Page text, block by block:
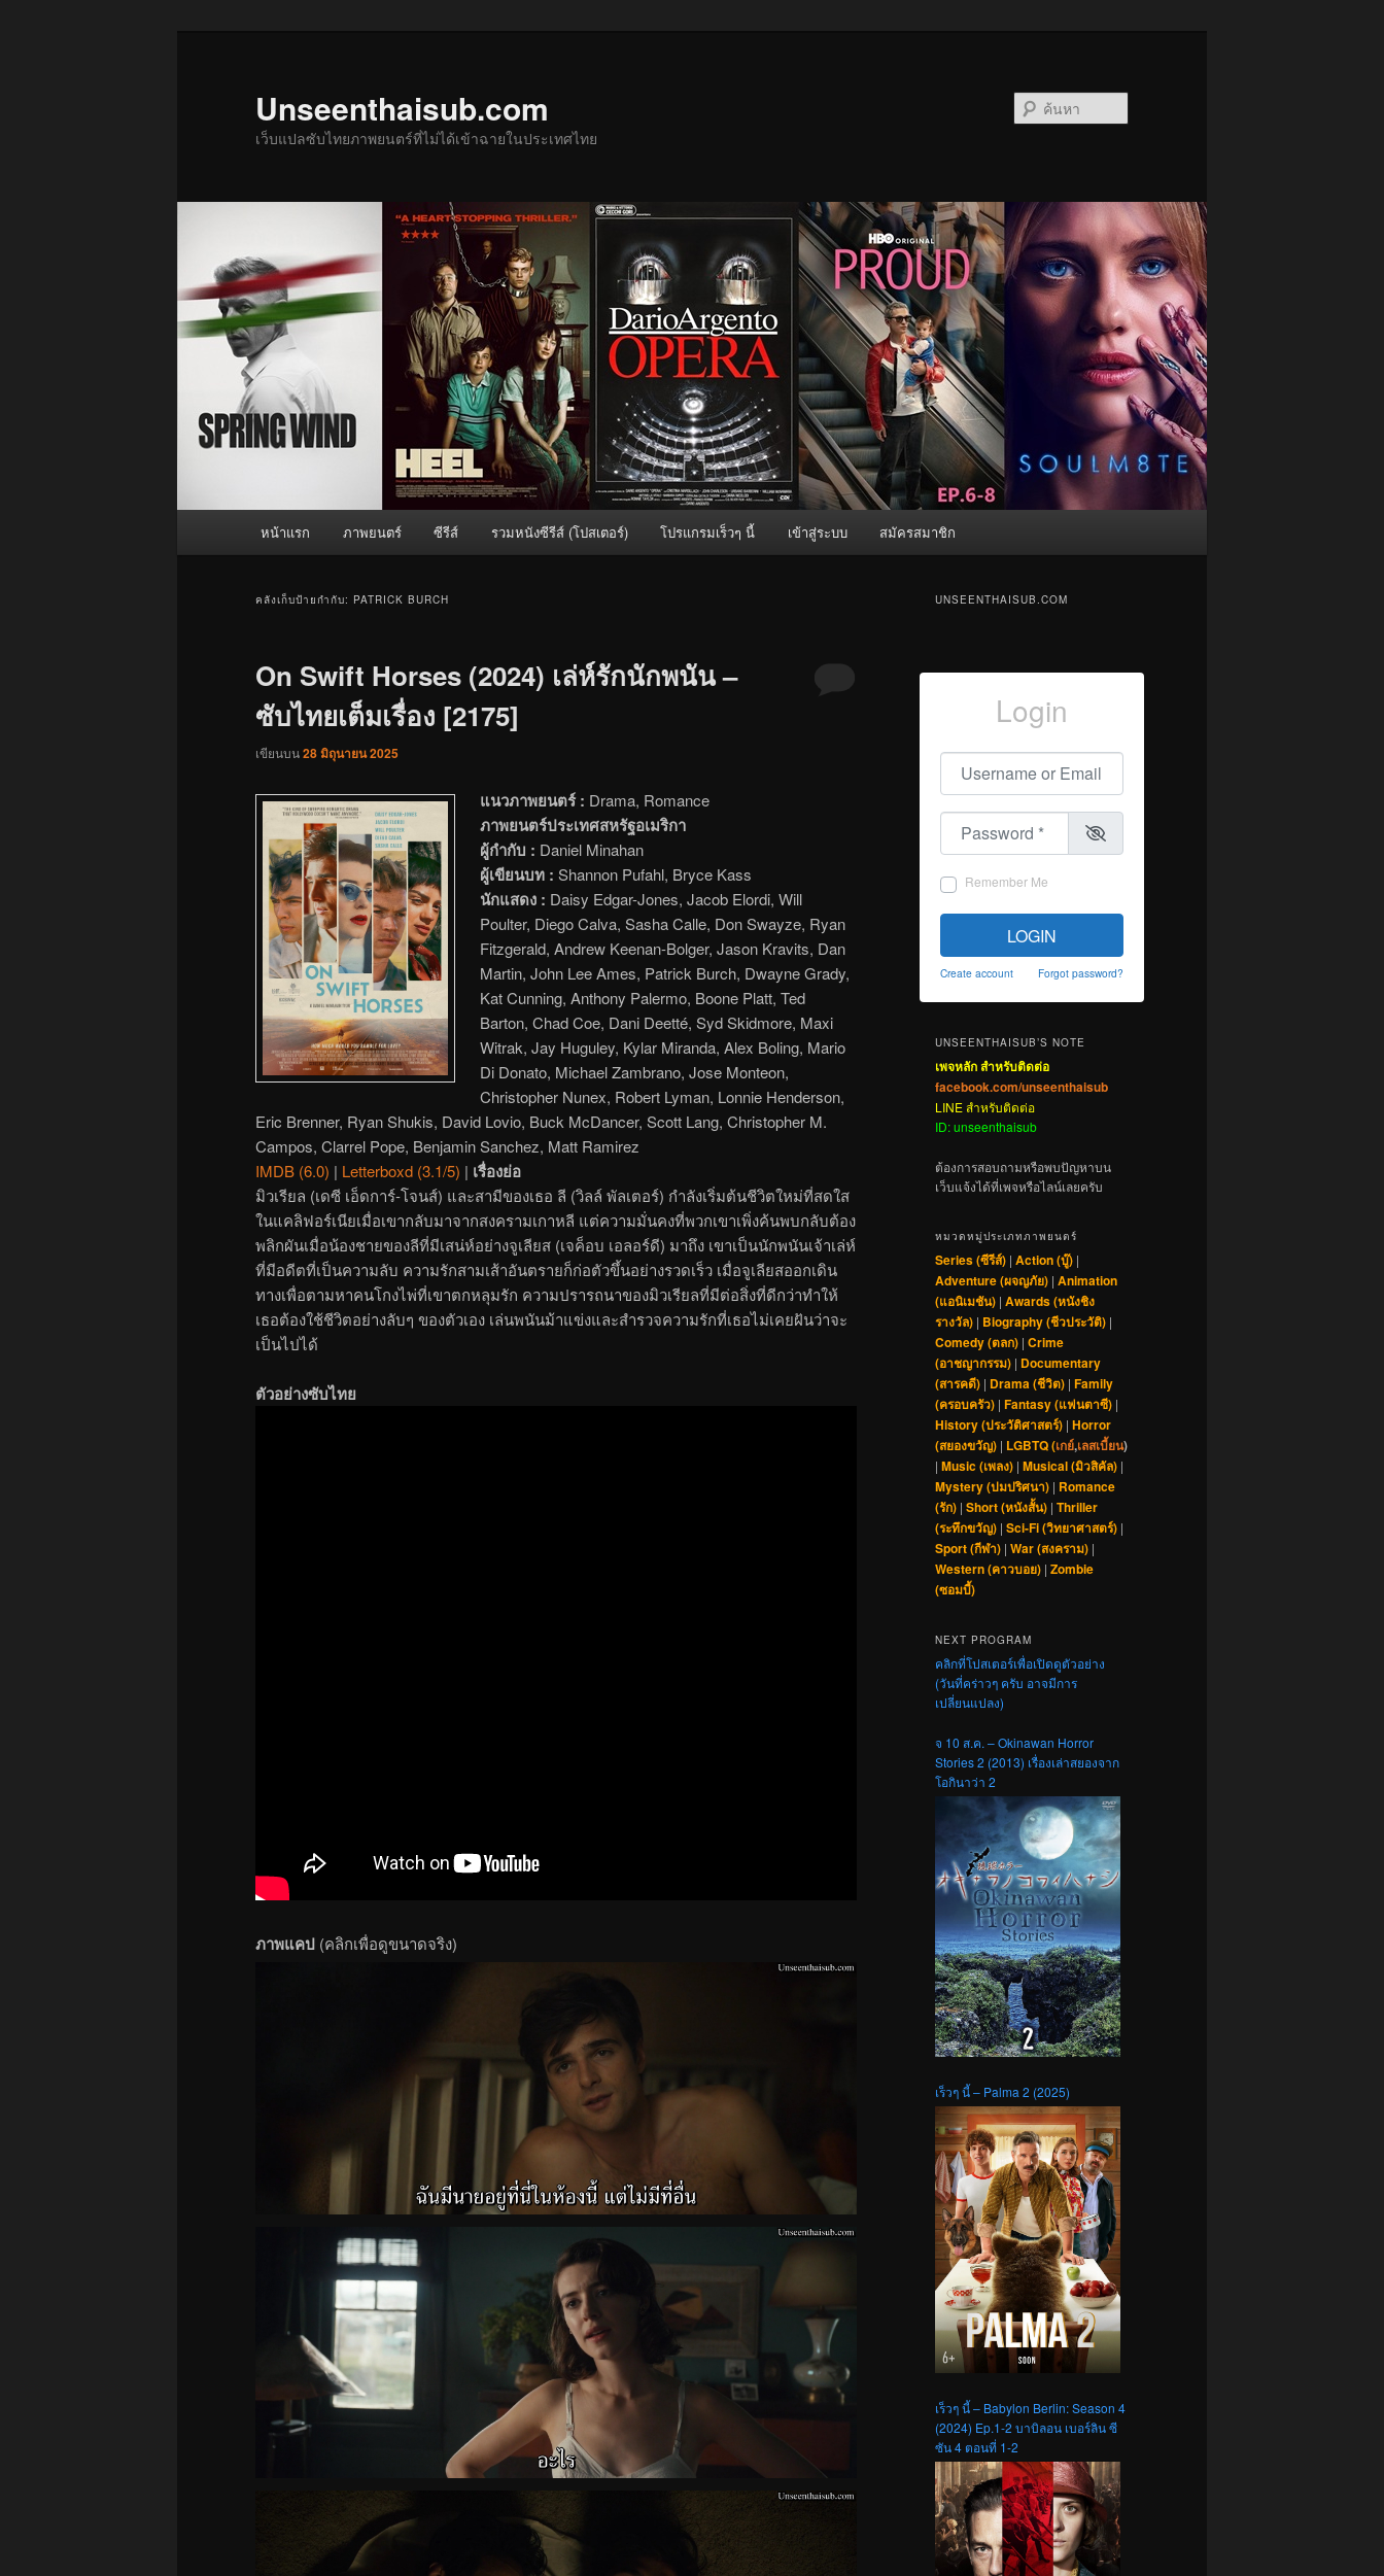
Unseenthaisub.com
เว็บแปลซับไทยภาพยนตร์ที่ไม่ได้เข้าฉายในประเทศไทย
หน้าแรก ภาพยนตร์ ซีรีส์ รวมหนังซีรีส์ (โปสเตอร์) โปรแกรมเร็วๆ นี้ เข้าสู่ระบบ สมัครสมาชิก
คลังเก็บป้ายกำกับ: PATRICK BURCH
On Swift Horses (2024) เล่ห์รักนักพนัน –
ซับไทยเต็มเรื่อง [2175]
เขียนบน28 มิถุนายน 2025
แนวภาพยนตร์ : Drama, Romance
ภาพยนตร์ประเทศสหรัฐอเมริกา
ผู้กำกับ : Daniel Minahan
ผู้เขียนบท : Shannon Pufahl, Bryce Kass
นักแสดง : Daisy Edgar-Jones, Jacob Elordi, Will
Poulter, Diego Calva, Sasha Calle, Don Swayze, Ryan
Fitzgerald, Andrew Keenan-Bolger, Jason Kravits, Dan
Martin, John Lee Ames, Patrick Burch, Dwayne Grady,
Kat Cunning, Anthony Palermo, Boone Platt, Ted
Barton, Chad Coe, Dani Deetté, Syd Skidmore, Maxi
Witrak, Jay Huguley, Kylar Miranda, Alex Boling, Mario
Di Donato, Michael Zambrano, Jose Monteon,
Christopher Nunex, Robert Lyman, Lonnie Henderson,
Eric Brenner, Ryan Shukis, David Lovio, Buck McDancer, Scott Lang, Christopher M.
Campos, Clarrel Pope, Benjamin Sanchez, Matt Ramirez
IMDB (6.0) | Letterboxd (3.1/5) | เรื่องย่อ
มิวเรียล (เดซี เอ็ดการ์-โจนส์) และสามีของเธอ ลี (วิลล์ พัลเตอร์) กำลังเริ่มต้นชีวิตใหม่ที่สดใส
ในแคลิฟอร์เนียเมื่อเขากลับมาจากสงครามเกาหลี แต่ความมั่นคงที่พวกเขาเพิ่งค้นพบกลับต้อง
พลิกผันเมื่อน้องชายของลีที่มีเสน่ห์อย่างจูเลียส (เจค็อบ เอลอร์ดี) มาถึง เขาเป็นนักพนันเจ้าเล่ห์
ที่มีอดีตที่เป็นความลับ ความรักสามเส้าอันตรายก็ก่อตัวขึ้นอย่างรวดเร็ว เมื่อจูเลียสออกเดิน
ทางเพื่อตามหาคนโกงไพ่ที่เขาตกหลุมรัก ความปรารถนาของมิวเรียลที่มีต่อสิ่งที่ดีกว่าทำให้
เธอต้องใช้ชีวิตอย่างลับๆ ของตัวเอง เล่นพนันม้าแข่งและสำรวจความรักที่เธอไม่เคยฝันว่าจะ
เป็นไปได้
ตัวอย่างซับไทย
ภาพแคป (คลิกเพื่อดูขนาดจริง)
UNSEENTHAISUB.COM
Login
Username or Email
Password
Remember Me
LOGIN
Create account Forgot password?
UNSEENTHAISUB’S NOTE
เพจหลัก สำหรับติดต่อ
facebook.com/unseenthaisub
LINE สำหรับติดต่อ
ID: unseenthaisub
ต้องการสอบถามหรือพบปัญหาบน
เว็บแจ้งได้ที่เพจหรือไลน์เลยครับ
หมวดหมู่ประเภทภาพยนตร์
Series (ซีรีส์) | Action (บู๊) |
Adventure (ผจญภัย) | Animation
(แอนิเมชัน) | Awards (หนังชิง
รางวัล) | Biography (ชีวประวัติ) |
Comedy (ตลก) | Crime
(อาชญากรรม) | Documentary
(สารคดี) | Drama (ชีวิต) | Family
(ครอบครัว) | Fantasy (แฟนตาซี) |
History (ประวัติศาสตร์) | Horror
(สยองขวัญ) | LGBTQ (เกย์,เลสเบี้ยน)
| Music (เพลง) | Musical (มิวสิคัล) |
Mystery (ปมปริศนา) | Romance
(รัก) | Short (หนังสั้น) | Thriller
(ระทึกขวัญ) | Sci-Fi (วิทยาศาสตร์) |
Sport (กีฬา) | War (สงคราม) |
Western (คาวบอย) | Zombie
(ซอมบี้)
NEXT PROGRAM
คลิกที่โปสเตอร์เพื่อเปิดดูตัวอย่าง
(วันที่คร่าวๆ ครับ อาจมีการ
เปลี่ยนแปลง)
จ 10 ส.ค. – Okinawan Horror
Stories 2 (2013) เรื่องเล่าสยองจาก
โอกินาว่า 2
เร็วๆ นี้ – Palma 2 (2025)
เร็วๆ นี้ – Babylon Berlin: Season 4
(2024) Ep.1-2 บาบิลอน เบอร์ลิน ซี
ซัน 4 ตอนที่ 1-2